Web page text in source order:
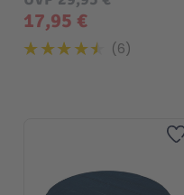
17,95 €
6